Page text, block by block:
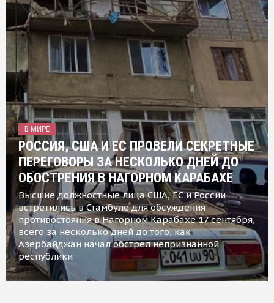
В МИРЕ
РОССИЯ, США И ЕС ПРОВЕЛИ СЕКРЕТНЫЕ
ПЕРЕГОВОРЫ ЗА НЕСКОЛЬКО ДНЕЙ ДО
ОБОСТРЕНИЯ В НАГОРНОМ КАРАБАХЕ
Высшие должностные лица США, ЕС и России
встретились в Стамбуле для обсуждения
противостояния в Нагорном Карабахе 17 сентября,
всего за несколько дней до того, как
Азербайджан начал обстрел непризнанной
республики